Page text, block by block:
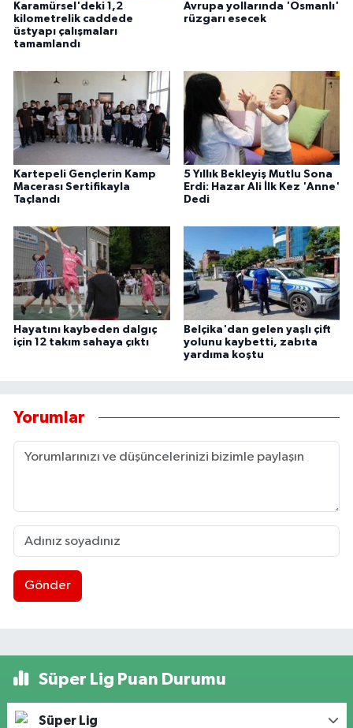
Karamürsel'deki 1,2
kilometrelik caddede
üstyapı çalışmaları
tamamlandı
Avrupa yollarında 'Osmanlı'
rüzgarı esecek
Kartepeli Gençlerin Kamp
Macerası Sertifikayla
Taçlandı
5 Yıllık Bekleyiş Mutlu Sona
Erdi: Hazar Ali İlk Kez 'Anne'
Dedi
Hayatını kaybeden dalgıç
için 12 takım sahaya çıktı
Belçika'dan gelen yaşlı çift
yolunu kaybetti, zabıta
yardıma koştu
Yorumlar
Gönder
Süper Lig Puan Durumu
Süper Lig